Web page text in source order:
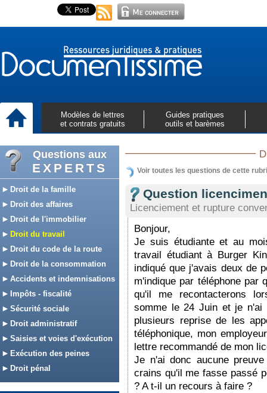
Modèles de lettres
et contrats gratuits
Guides pratiques
outils et barèmes
Questions aux
EXPERTS
Droit de la famille
Droit des affaires
Droit de l'immobilier
Droit du travail
Droit du code de la route
Droit de la consommation
Accidents et indemnisations
Impôts - fiscalité
Sécurité sociale
Droit administratif
Saisies et voies d'exécution
Exécution des peines
Droit pénal
Voir toutes les questions de cette
Question
Licenciement et rupture
Bonjour,
Je suis étudiante et au
travail étudiant à Burger
indiqué que j'avais deux de
m'indique par téléphone par
qu'il me recontacterons
somme le 24 Juin et je n'ai
plusieurs reprise de les
téléphonique, mon
lettre recommandé de mon
Je n'ai donc aucune
crains qu'il me fasse passé
? A t-il un recours à faire ?